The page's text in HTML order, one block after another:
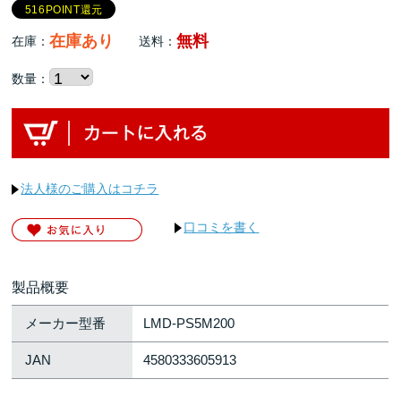
516POINT還元
在庫：在庫あり 送料：無料
数量：
法人様のご購入はコチラ
口コミを書く
製品概要
メーカー型番 LMD-PS5M200
JAN 4580333605913